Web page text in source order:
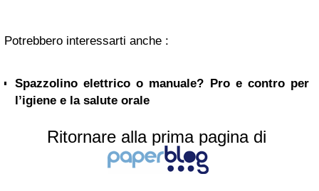
Potrebbero interessarti anche :
Spazzolino elettrico o manuale? Pro e contro per
l’igiene e la salute orale
Ritornare alla prima pagina di